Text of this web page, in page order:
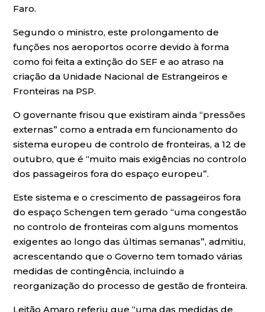
Faro.
Segundo o ministro, este prolongamento de
funções nos aeroportos ocorre devido à forma
como foi feita a extinção do SEF e ao atraso na
criação da Unidade Nacional de Estrangeiros e
Fronteiras na PSP.
O governante frisou que existiram ainda “pressões
externas” como a entrada em funcionamento do
sistema europeu de controlo de fronteiras, a 12 de
outubro, que é “muito mais exigências no controlo
dos passageiros fora do espaço europeu”.
Este sistema e o crescimento de passageiros fora
do espaço Schengen tem gerado “uma congestão
no controlo de fronteiras com alguns momentos
exigentes ao longo das últimas semanas”, admitiu,
acrescentando que o Governo tem tomado várias
medidas de contingência, incluindo a
reorganização do processo de gestão de fronteira.
Leitão Amaro referiu que “uma das medidas de